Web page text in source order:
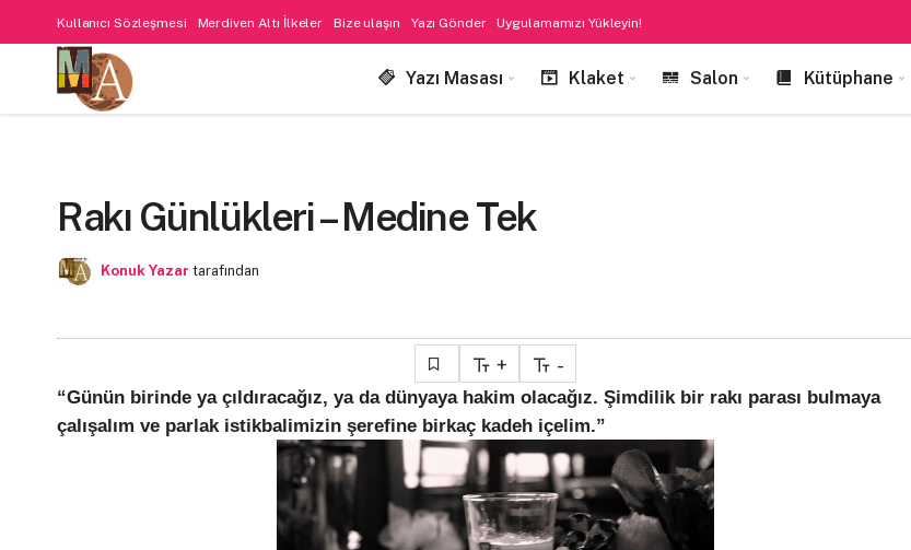
Kullanıcı Sözleşmesi Merdiven Altı İlkeler Bize ulaşın Yazı Gönder Uygulamamızı Yükleyin!
Yazı Masası Klaket Salon Kütüphane
Rakı Günlükleri – Medine Tek
Konuk Yazar tarafından
+ -
“Günün birinde ya çıldıracağız, ya da dünyaya hakim olacağız. Şimdilik bir rakı parası bulmaya
çalışalım ve parlak istikbalimizin şerefine birkaç kadeh içelim.”